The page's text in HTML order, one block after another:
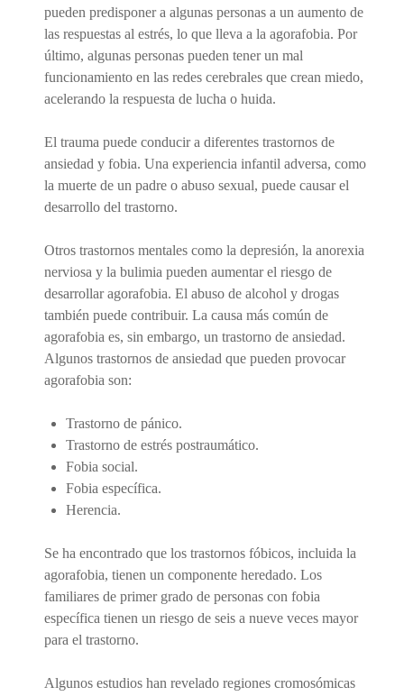
pueden predisponer a algunas personas a un aumento de
las respuestas al estrés, lo que lleva a la agorafobia. Por
último, algunas personas pueden tener un mal
funcionamiento en las redes cerebrales que crean miedo,
acelerando la respuesta de lucha o huida.
El trauma puede conducir a diferentes trastornos de
ansiedad y fobia. Una experiencia infantil adversa, como
la muerte de un padre o abuso sexual, puede causar el
desarrollo del trastorno.
Otros trastornos mentales como la depresión, la anorexia
nerviosa y la bulimia pueden aumentar el riesgo de
desarrollar agorafobia. El abuso de alcohol y drogas
también puede contribuir. La causa más común de
agorafobia es, sin embargo, un trastorno de ansiedad.
Algunos trastornos de ansiedad que pueden provocar
agorafobia son:
Trastorno de pánico.
Trastorno de estrés postraumático.
Fobia social.
Fobia específica.
Herencia.
Se ha encontrado que los trastornos fóbicos, incluida la
agorafobia, tienen un componente heredado. Los
familiares de primer grado de personas con fobia
específica tienen un riesgo de seis a nueve veces mayor
para el trastorno.
Algunos estudios han revelado regiones cromosómicas